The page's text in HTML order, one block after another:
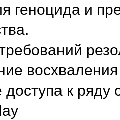
геноцида и
восхваления
доступа к ряду